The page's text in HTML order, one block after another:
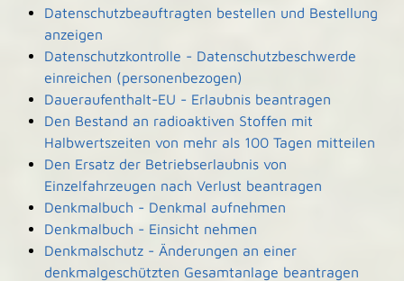
Datenschutzbeauftragten bestellen und Bestellung
anzeigen
Datenschutzkontrolle - Datenschutzbeschwerde
einreichen (personenbezogen)
Daueraufenthalt-EU - Erlaubnis beantragen
Den Bestand an radioaktiven Stoffen mit
Halbwertszeiten von mehr als 100 Tagen mitteilen
Den Ersatz der Betriebserlaubnis von
Einzelfahrzeugen nach Verlust beantragen
Denkmalbuch - Denkmal aufnehmen
Denkmalbuch - Einsicht nehmen
Denkmalschutz - Änderungen an einer
denkmalgeschützten Gesamtanlage beantragen